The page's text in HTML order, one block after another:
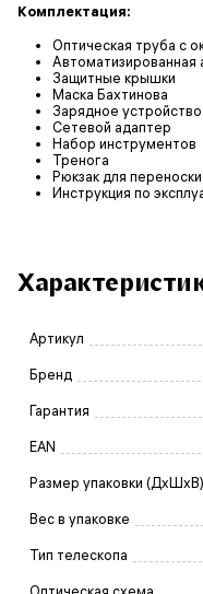
Комплектация:
Оптическая труба с
Автоматизированная
Защитные крышки
Маска Бахтинова
Зарядное устройство
Сетевой адаптер
Набор инструментов
Тренога
Рюкзак для переноски
Инструкция по
Артикул
Бренд
Гарантия
EAN
Размер упаковки (ДxШxВ)
Вес в упаковке
Тип телескопа